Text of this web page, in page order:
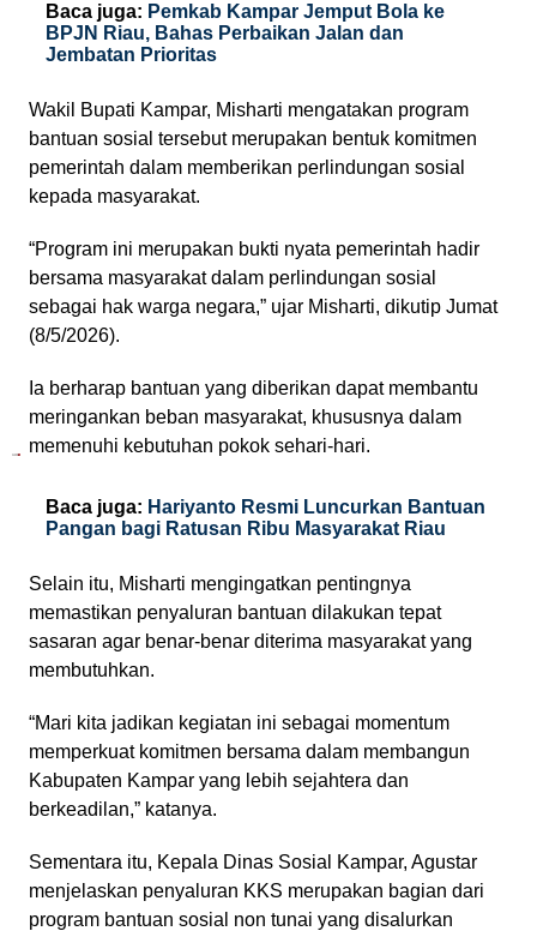
Baca juga: Pemkab Kampar Jemput Bola ke
BPJN Riau, Bahas Perbaikan Jalan dan
Jembatan Prioritas
Wakil Bupati Kampar, Misharti mengatakan program
bantuan sosial tersebut merupakan bentuk komitmen
pemerintah dalam memberikan perlindungan sosial
kepada masyarakat.
“Program ini merupakan bukti nyata pemerintah hadir
bersama masyarakat dalam perlindungan sosial
sebagai hak warga negara,” ujar Misharti, dikutip Jumat
(8/5/2026).
Ia berharap bantuan yang diberikan dapat membantu
meringankan beban masyarakat, khususnya dalam
memenuhi kebutuhan pokok sehari-hari.
Baca juga: Hariyanto Resmi Luncurkan Bantuan
Pangan bagi Ratusan Ribu Masyarakat Riau
Selain itu, Misharti mengingatkan pentingnya
memastikan penyaluran bantuan dilakukan tepat
sasaran agar benar-benar diterima masyarakat yang
membutuhkan.
“Mari kita jadikan kegiatan ini sebagai momentum
memperkuat komitmen bersama dalam membangun
Kabupaten Kampar yang lebih sejahtera dan
berkeadilan,” katanya.
Sementara itu, Kepala Dinas Sosial Kampar, Agustar
menjelaskan penyaluran KKS merupakan bagian dari
program bantuan sosial non tunai yang disalurkan